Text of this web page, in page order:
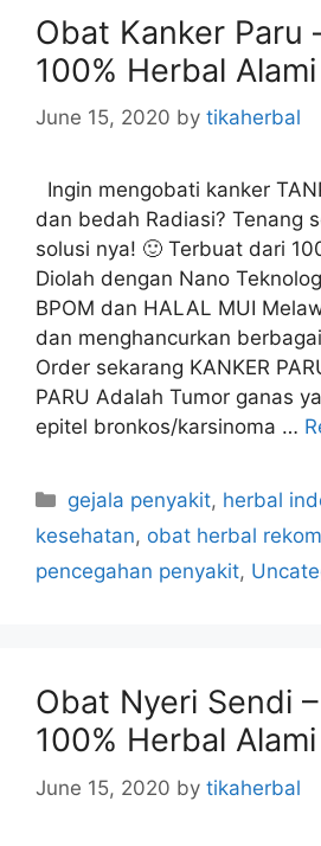
e
s
Obat Kanker Paru
100% Herbal
June 15, 2020 by tikaherbal
Ingin mengobati kanker
dan bedah Radiasi? Tenang
solusi nya! 🙂 Terbuat dari
Diolah dengan Nano
BPOM dan HALAL MUI
dan menghancurkan
Order sekarang KANKER
PARU Adalah Tumor ganas
epitel bronkos/karsinoma …
C
a
e
i
e
gejala penyakit, herbal
kesehatan, obat herbal
pencegahan penyakit,
Obat Nyeri Sendi
100% Herbal
June 15, 2020 by tikaherbal